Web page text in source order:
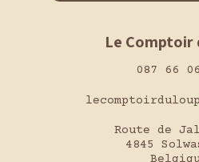
Le Comptoir
087 66
Route de
4845